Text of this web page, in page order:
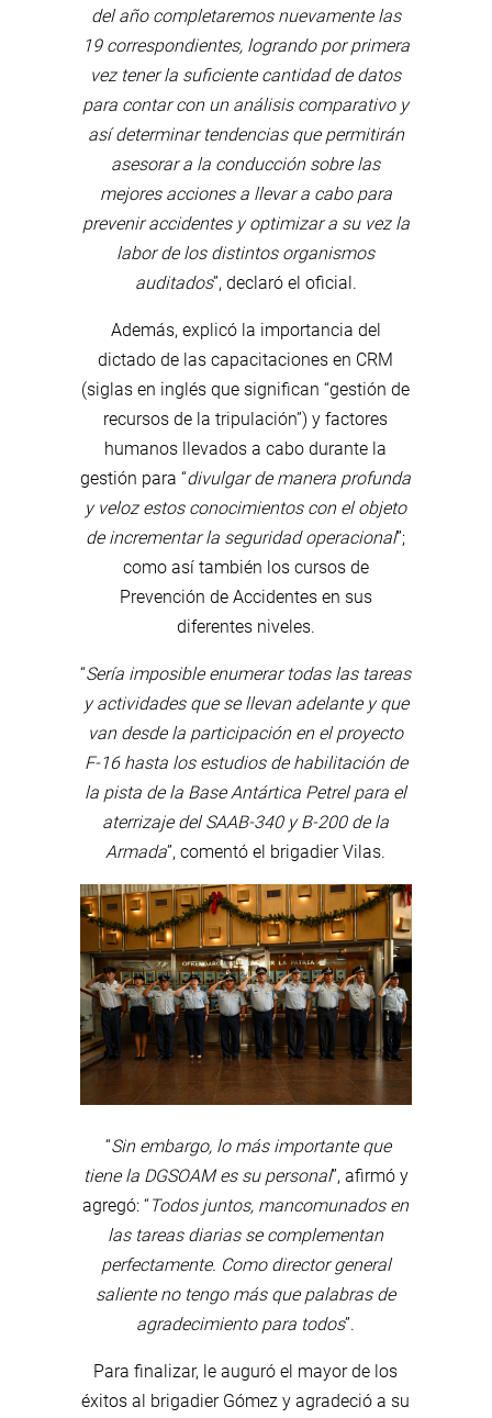
del año completaremos nuevamente las
19 correspondientes, logrando por primera
vez tener la suficiente cantidad de datos
para contar con un análisis comparativo y
así determinar tendencias que permitirán
asesorar a la conducción sobre las
mejores acciones a llevar a cabo para
prevenir accidentes y optimizar a su vez la
labor de los distintos organismos
auditados”, declaró el oficial.
Además, explicó la importancia del
dictado de las capacitaciones en CRM
(siglas en inglés que significan “gestión de
recursos de la tripulación”) y factores
humanos llevados a cabo durante la
gestión para “divulgar de manera profunda
y veloz estos conocimientos con el objeto
de incrementar la seguridad operacional”;
como así también los cursos de
Prevención de Accidentes en sus
diferentes niveles.
“Sería imposible enumerar todas las tareas
y actividades que se llevan adelante y que
van desde la participación en el proyecto
F-16 hasta los estudios de habilitación de
la pista de la Base Antártica Petrel para el
aterrizaje del SAAB-340 y B-200 de la
Armada”, comentó el brigadier Vilas.
“Sin embargo, lo más importante que
tiene la DGSOAM es su personal”, afirmó y
agregó: “Todos juntos, mancomunados en
las tareas diarias se complementan
perfectamente. Como director general
saliente no tengo más que palabras de
agradecimiento para todos”.
Para finalizar, le auguró el mayor de los
éxitos al brigadier Gómez y agradeció a su